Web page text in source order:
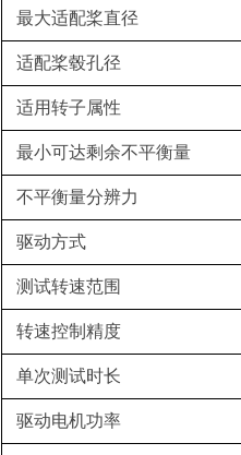
最大适配桨直径
适配桨毂孔径
适用转子属性
最小可达剩余不平衡量
不平衡量分辨力
驱动方式
测试转速范围
转速控制精度
单次测试时长
驱动电机功率